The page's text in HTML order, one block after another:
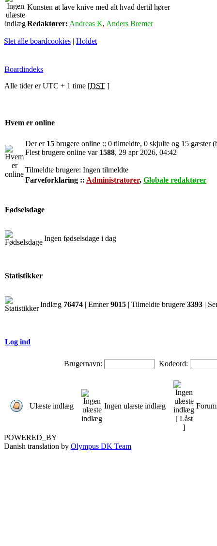
Kunsten at lave knive med alt hvad dertil hører
Redaktører: Andreas K, Anders Bremer
Slet alle boardcookies | Holdet
Boardindeks
Alle tider er UTC + 1 time [DST ]
Hvem er online
Der er 15 brugere online :: 0 tilmeldte, 0 skjulte og 15 gæster
Flest brugere online var 1588, 29 apr 2026, 04:42
Tilmeldte brugere: Ingen tilmeldte
Farveforklaring :: Administratorer, Globale redaktører
Fødselsdage
Ingen fødselsdage i dag
Statistikker
Indlæg 76474 | Emner9015 | Tilmeldte brugere 3393 |
Log ind
Brugernavn: Kodeord:
Ulæste indlæg Ingen ulæste indlæg
POWERED_BY
Danish translation by Olympus DK Team